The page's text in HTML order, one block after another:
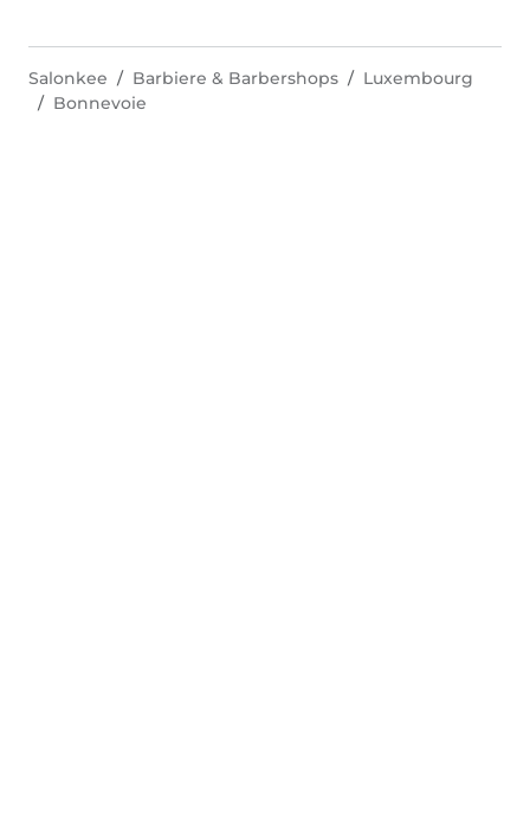
Salonkee Barbiere & Barbershops
Luxembourg
Bonnevoie